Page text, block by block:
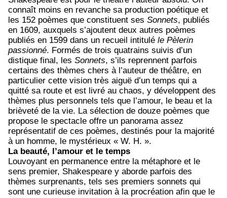
connaît moins en revanche sa production poétique et
les 152 poèmes que constituent ses Sonnets, publiés
en 1609, auxquels s’ajoutent deux autres poèmes
publiés en 1599 dans un recueil intitulé le Pèlerin
passionné. Formés de trois quatrains suivis d’un
distique final, les Sonnets, s’ils reprennent parfois
certains des thèmes chers à l’auteur de théâtre, en
particulier cette vision très aiguë d’un temps qui a
quitté sa route et est livré au chaos, y développent des
thèmes plus personnels tels que l’amour, le beau et la
brièveté de la vie. La sélection de douze poèmes que
propose le spectacle offre un panorama assez
représentatif de ces poèmes, destinés pour la majorité
à un homme, le mystérieux « W. H. ».
La beauté, l’amour et le temps
Louvoyant en permanence entre la métaphore et le
sens premier, Shakespeare y aborde parfois des
thèmes surprenants, tels ses premiers sonnets qui
sont une curieuse invitation à la procréation afin que le